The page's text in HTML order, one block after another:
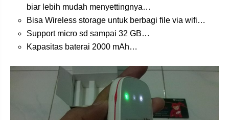
biar lebih mudah menyettingnya…
Bisa Wireless storage untuk berbagi file via wifi…
Support micro sd sampai 32 GB…
Kapasitas baterai 2000 mAh…